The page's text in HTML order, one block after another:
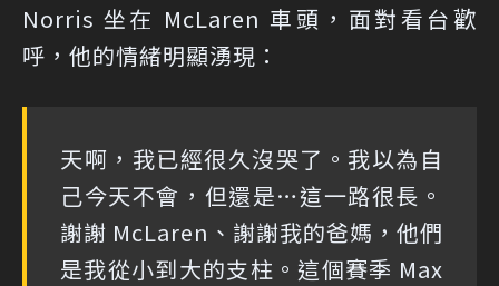
Norris 坐在 McLaren 車頭，面對看台歡
呼，他的情緒明顯湧現：
天啊，我已經很久沒哭了。我以為自
己今天不會，但還是…這一路很長。
謝謝 McLaren、謝謝我的爸媽，他們
是我從小到大的支柱。這個賽季 Max